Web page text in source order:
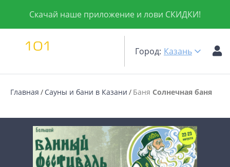
Скачай наше приложение и лови СКИДКИ!
Город: Казань
Главная Сауны и бани в Казани Баня Солнечная баня